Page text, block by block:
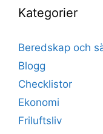
Kategorier
Beredskap och
Blogg
Checklistor
Ekonomi
Friluftsliv